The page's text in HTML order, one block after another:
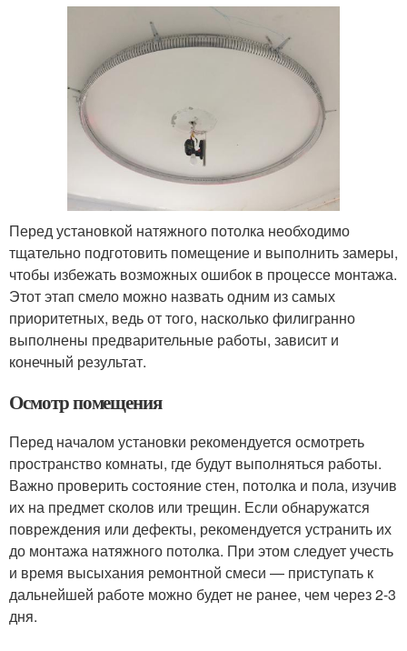
Перед установкой натяжного потолка необходимо
тщательно подготовить помещение и выполнить замеры,
чтобы избежать возможных ошибок в процессе монтажа.
Этот этап смело можно назвать одним из самых
приоритетных, ведь от того, насколько филигранно
выполнены предварительные работы, зависит и
конечный результат.
Осмотр помещения
Перед началом установки рекомендуется осмотреть
пространство комнаты, где будут выполняться работы.
Важно проверить состояние стен, потолка и пола, изучив
их на предмет сколов или трещин. Если обнаружатся
повреждения или дефекты, рекомендуется устранить их
до монтажа натяжного потолка. При этом следует учесть
и время высыхания ремонтной смеси — приступать к
дальнейшей работе можно будет не ранее, чем через 2-3
дня.